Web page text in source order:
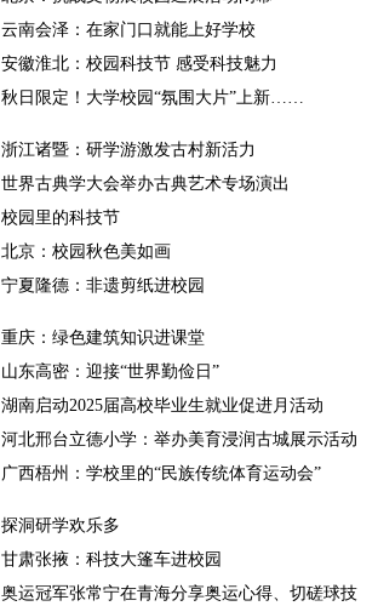
云南会泽：在家门口就能上好学校
安徽淮北：校园科技节 感受科技魅力
秋日限定！大学校园“氛围大片”上新……
浙江诸暨：研学游激发古村新活力
世界古典学大会举办古典艺术专场演出
校园里的科技节
北京：校园秋色美如画
宁夏隆德：非遗剪纸进校园
重庆：绿色建筑知识进课堂
山东高密：迎接“世界勤俭日”
湖南启动2025届高校毕业生就业促进月活动
河北邢台立德小学：举办美育浸润古城展示活动
广西梧州：学校里的“民族传统体育运动会”
探洞研学欢乐多
甘肃张掖：科技大篷车进校园
奥运冠军张常宁在青海分享奥运心得、切磋球技